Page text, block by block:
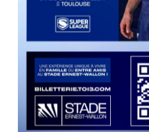
PLAQUAGES
ERREURS
4
CASSE-PLAQUAGES
TOULOUSE OLYMPIQUE